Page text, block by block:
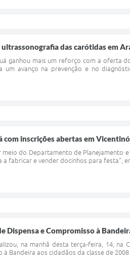
das carótidas em
ganhou mais um reforço com a oferta
avanço na prevenção e no
inscrições abertas em
do Departamento de Planejamento
fabricar e vender docinhos para festa",
Dispensa e Compromisso à
na manhã desta terça-feira, 14, na
Bandeira aos cidadãos da classe de